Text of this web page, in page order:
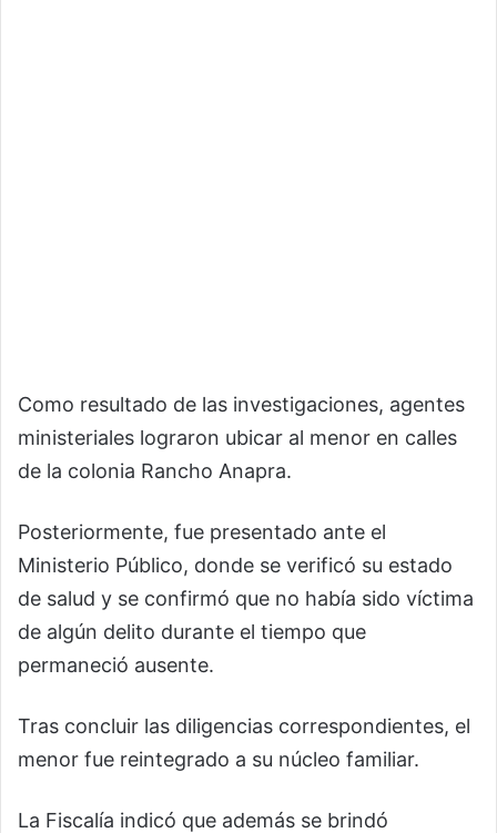
Como resultado de las investigaciones, agentes
ministeriales lograron ubicar al menor en calles
de la colonia Rancho Anapra.
Posteriormente, fue presentado ante el
Ministerio Público, donde se verificó su estado
de salud y se confirmó que no había sido víctima
de algún delito durante el tiempo que
permaneció ausente.
Tras concluir las diligencias correspondientes, el
menor fue reintegrado a su núcleo familiar.
La Fiscalía indicó que además se brindó